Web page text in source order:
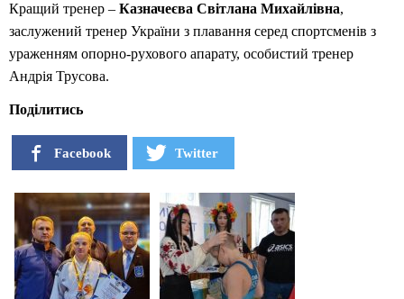
Кращий тренер – Казначеєва Світлана Михайлівна,
заслужений тренер України з плавання серед спортсменів з
ураженням опорно-рухового апарату, особистий тренер
Андрія Трусова.
Поділитись
Facebook Twitter